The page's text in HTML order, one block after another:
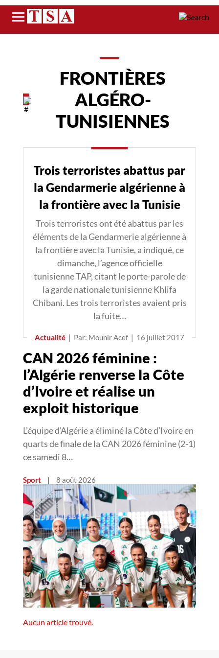
Menu
FRONTIÈRES
ALGÉRO-
TUNISIENNES
Trois terroristes abattus par
la Gendarmerie algérienne à
la frontière avec la Tunisie
Trois terroristes ont été abattus par les
éléments de la Gendarmerie algérienne à
la frontière avec la Tunisie, a indiqué, ce
dimanche, l’agence officielle
tunisienne TAP, citant le porte-parole de
la garde nationale tunisienne Khlifa
Chibani. Les trois terroristes avaient pris
la fuite…
Actualité | Par: Mounir Acef | 16 juillet 2017
CAN 2026 féminine :
l’Algérie renverse la Côte
d’Ivoire et réalise un
exploit historique
L’équipe d’Algérie a éliminé la Côte d’Ivoire en
quarts de finale de la CAN 2026 féminine (2-1)
ce samedi 8…
Sport | 8 août 2026
Aucun article trouvé.